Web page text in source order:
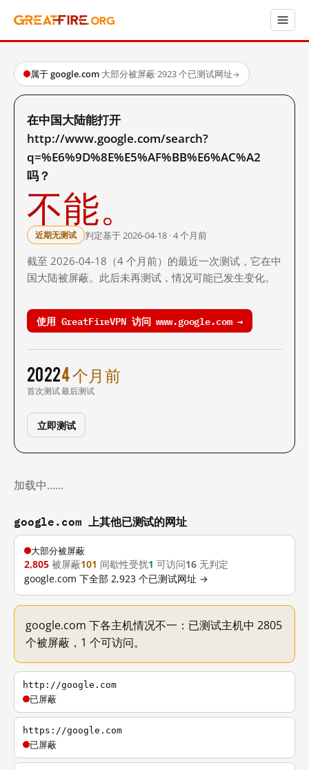
属于 google.com·大部分被屏蔽·2923 个已测试网址→
在中国大陆能打开
http://www.google.com/search?
q=%E6%9D%8E%E5%AF%BB%E6%AC%A2
吗？
不能。
近期无测试 判定基于 2026-04-18 · 4 个月前
截至 2026-04-18（4 个月前）的最近一次测试，它在中
国大陆被屏蔽。此后未再测试，情况可能已发生变化。
使用 GreatFireVPN 访问 www.google.com →
2022
首次测试
4 个月前
最后测试
立即测试
加载中……
google.com 上其他已测试的网址
大部分被屏蔽
2,805 被屏蔽101 间歇性受扰1 可访问16 无判定
google.com 下全部 2,923 个已测试网址 →
google.com 下各主机情况不一：已测试主机中 2805
个被屏蔽，1 个可访问。
http://google.com
已屏蔽
https://google.com
已屏蔽